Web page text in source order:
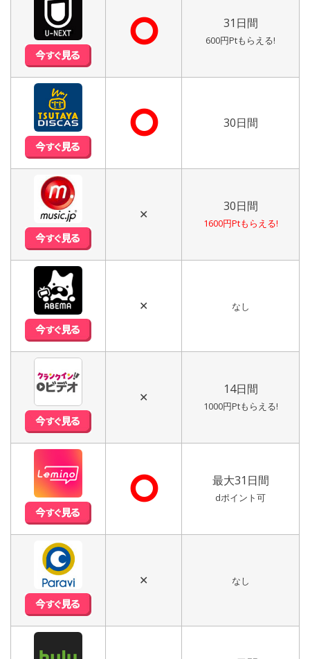
⭘ 31日間
600円Ptもらえる!
⭘ 30日間
✕
30日間
1600円Ptもらえる!
✕ なし
✕
14日間
1000円Ptもらえる!
⭘ 最大31日間
dポイント可
✕ なし